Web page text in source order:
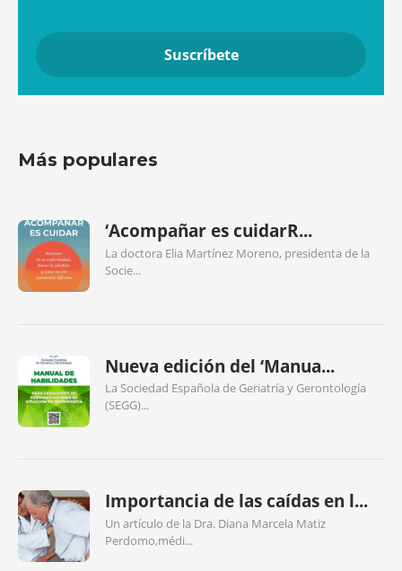
Más populares
‘Acompañar es cuidarR...
La doctora Elia Martínez Moreno, presidenta de la
Socie...
Nueva edición del ‘Manua...
La Sociedad Española de Geriatría y Gerontología
(SEGG)...
Importancia de las caídas en l...
Un artículo de la Dra. Diana Marcela Matiz
Perdomo,médi...